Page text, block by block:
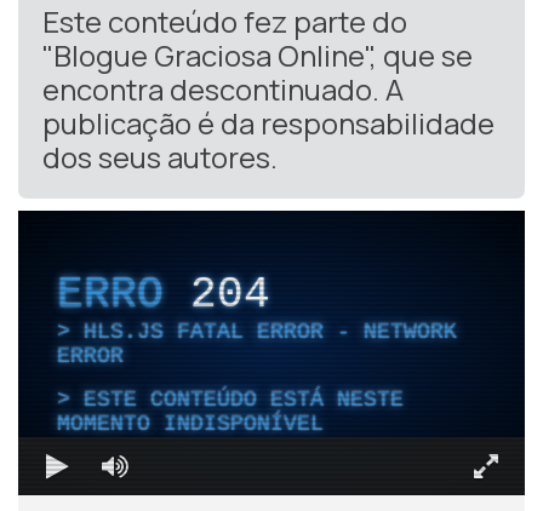
Este conteúdo fez parte do
"Blogue Graciosa Online", que se
encontra descontinuado. A
publicação é da responsabilidade
dos seus autores.
ERRO204
HLS.JS FATAL ERROR - NETWORK
ERROR
ESTE CONTEÚDO ESTÁ NESTE
MOMENTO INDISPONÍVEL